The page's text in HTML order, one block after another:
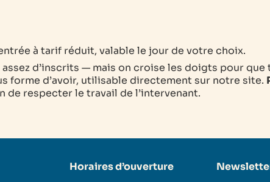
à tarif réduit, valable le jour de votre choix.
assez d’inscrits — mais on croise les doigts pour
forme d’avoir, utilisable directement sur notre site.
respecter le travail de l’intervenant.
Horaires d’ouverture